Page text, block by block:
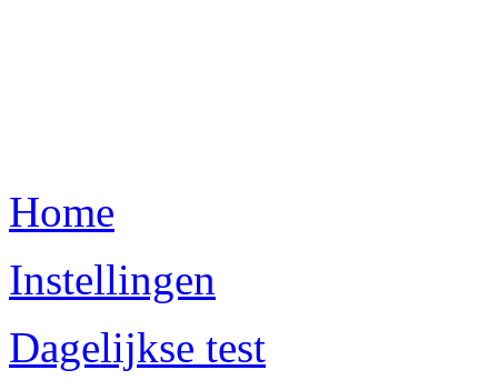
Home
Instellingen
Dagelijkse test